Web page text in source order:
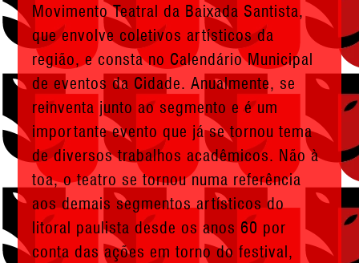
Movimento Teatral da Baixada Santista,
que envolve coletivos artísticos da
região, e consta no Calendário Municipal
de eventos da Cidade. Anualmente, se
reinventa junto ao segmento e é um
importante evento que já se tornou tema
de diversos trabalhos acadêmicos. Não à
toa, o teatro se tornou numa referência
aos demais segmentos artísticos do
litoral paulista desde os anos 60 por
conta das ações em torno do festival,